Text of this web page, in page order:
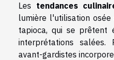
Les tendances
lumière l'utilisation
tapioca, qui se prêtent
interprétations salées.
avant-gardistes